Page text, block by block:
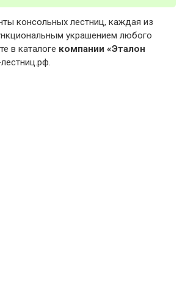
консольных лестниц, каждая из
украшением любого
в каталоге компании «Эталон